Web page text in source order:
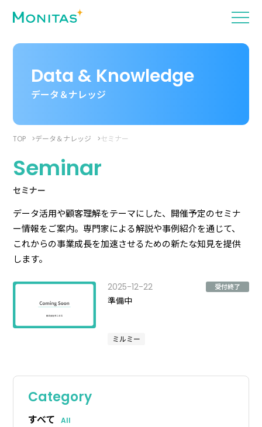
Data & Knowledge
データ＆ナレッジ
TOP データ＆ナレッジ セミナー
Seminar
セミナー
データ活用や顧客理解をテーマにした、開催予定のセミナ
ー情報をご案内。専門家による解説や事例紹介を通じて、
これからの事業成長を加速させるための新たな知見を提供
します。
2025-12-22 受付終了
準備中
ミルミー
Category
すべて All